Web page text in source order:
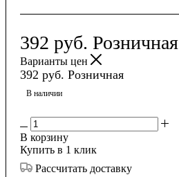
392 руб. Розничная
Варианты цен
392 руб. Розничная
В наличии
В корзину
Купить в 1 клик
Рассчитать доставку